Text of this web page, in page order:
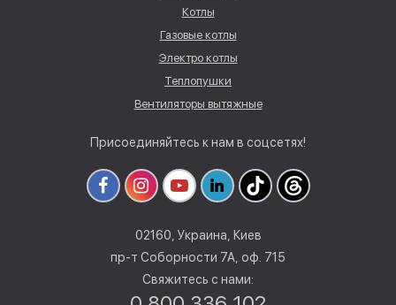
Котлы
Газовые котлы
Электро котлы
Теплопушки
Вентиляторы вытяжные
Присоединяйтесь к нам в соцсетях!
02160, Украина, Киев
пр-т Соборности 7А, оф. 715
Свяжитесь с нами: